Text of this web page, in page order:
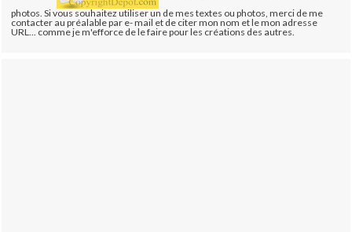
photos. Si vous souhaitez utiliser un de mes textes ou photos, merci de me
contacter au préalable par e- mail et de citer mon nom et le mon adresse
URL... comme je m'efforce de le faire pour les créations des autres.